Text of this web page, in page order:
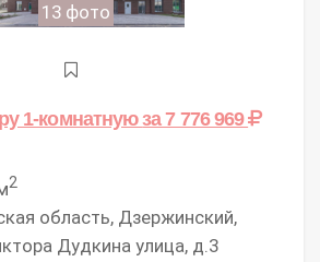
13 фото
1-комнатнуюза 7 776 969
2
область, Дзержинский,
Дудкина улица, д.3